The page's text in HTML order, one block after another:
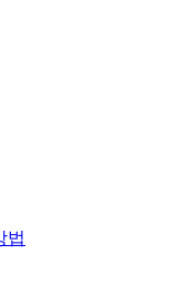
법